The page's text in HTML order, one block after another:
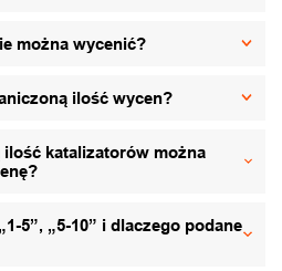
można wycenić?
ilość wycen?
katalizatorów można
5”, „5-10” i dlaczego podane